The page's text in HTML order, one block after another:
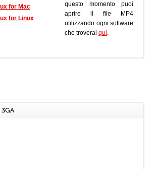
for Mac
for Linux
questo momento puoi
aprire il file MP4
utilizzando ogni software
che troverai qui.